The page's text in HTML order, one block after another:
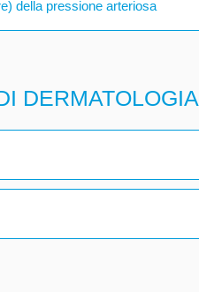
della pressione arteriosa
DERMATOLOGIA